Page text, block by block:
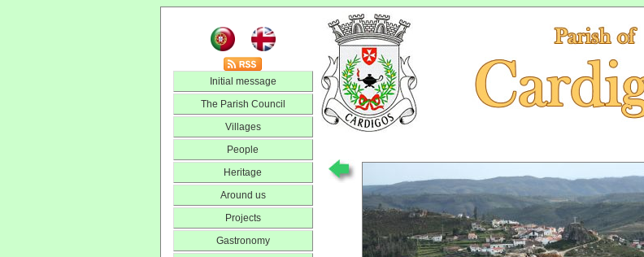
Initial message
The Parish Council
Villages
People
Heritage
Around us
Projects
Gastronomy